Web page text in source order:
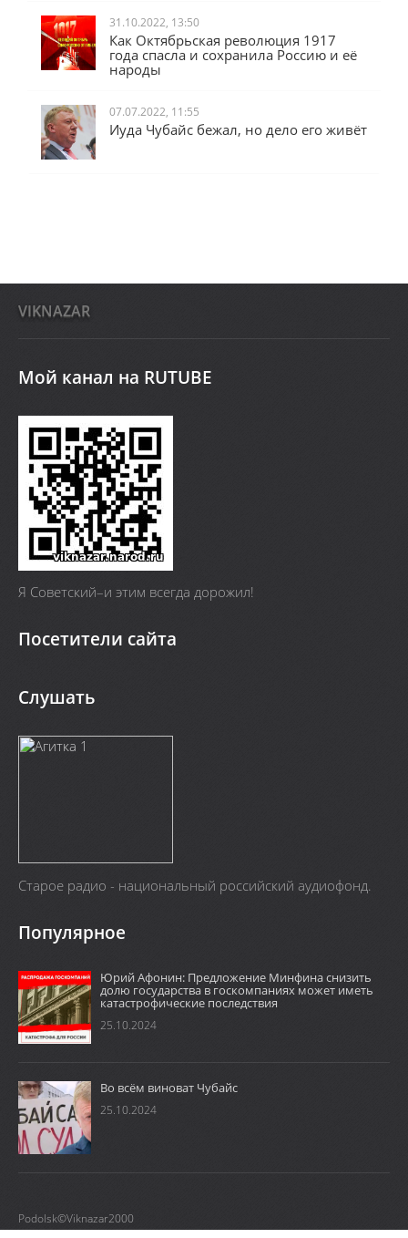
31.10.2022, 13:50
Как Октябрьская революция 1917
года спасла и сохранила Россию и её
народы
07.07.2022, 11:55
Иуда Чубайс бежал, но дело его живёт
VIKNAZAR
Мой канал на RUTUBE
Я Cоветский–и этим всегда дорожил!
Посетители сайта
Слушать
Старое радио - национальный российский аудиофонд.
Популярное
Юрий Афонин: Предложение Минфина снизить
долю государства в госкомпаниях может иметь
катастрофические последствия
25.10.2024
Во всём виноват Чубайс
25.10.2024
Podolsk©Viknazar2000